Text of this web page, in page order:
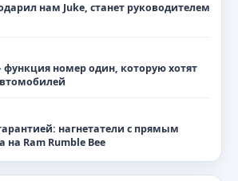
нам Juke, станет руководителем
номер один, которую хотят
нагнетатели с прямым
Ram Rumble Bee